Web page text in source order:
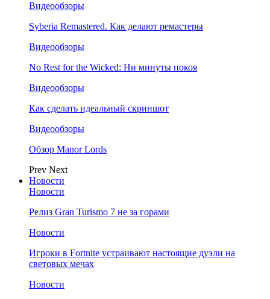
Видеообзоры
Syberia Remastered. Как делают ремастеры
Видеообзоры
No Rest for the Wicked: Ни минуты покоя
Видеообзоры
Как сделать идеальный скриншот
Видеообзоры
Обзор Manor Lords
Prev Next
Новости
Новости
Релиз Gran Turismo 7 не за горами
Новости
Игроки в Fortnite устраивают настоящие дуэли на
световых мечах
Новости